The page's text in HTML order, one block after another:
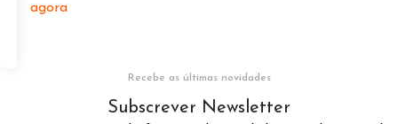
agora
Recebe as últimas novidades
Subscrever Newsletter